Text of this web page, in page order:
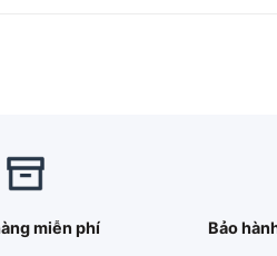
miễn phí Bảo